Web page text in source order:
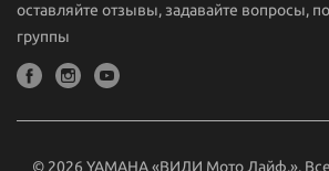
оставляйте отзывы, задавайте вопросы,
группы
© 2026 YAMAHA «ВИДИ Мото Лайф.».